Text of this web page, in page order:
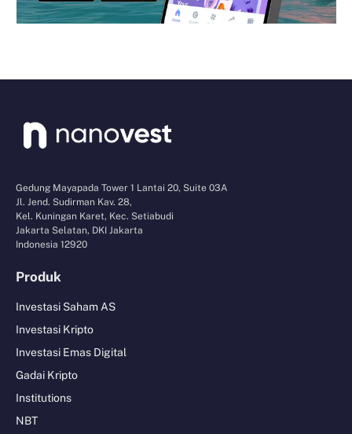
Gedung Mayapada Tower 1 Lantai 20, Suite 03A
Jl. Jend. Sudirman Kav. 28,
Kel. Kuningan Karet, Kec. Setiabudi
Jakarta Selatan, DKI Jakarta
Indonesia 12920
Produk
Investasi Saham AS
Investasi Kripto
Investasi Emas Digital
Gadai Kripto
Institutions
NBT